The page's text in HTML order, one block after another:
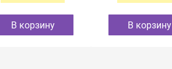
В корзину В корзину